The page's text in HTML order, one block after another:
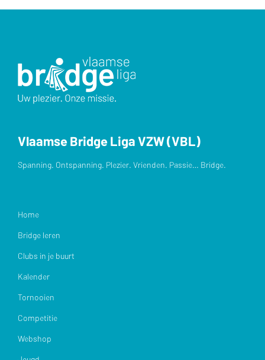
Vlaamse Bridge Liga VZW (VBL)
Spanning. Ontspanning. Plezier. Vrienden. Passie… Bridge.
Home
Bridge leren
Clubs in je buurt
Kalender
Tornooien
Competitie
Webshop